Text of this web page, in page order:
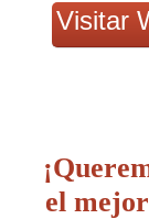
nacionalidad,
Herencias y
Hipotecario,
Visitar
el